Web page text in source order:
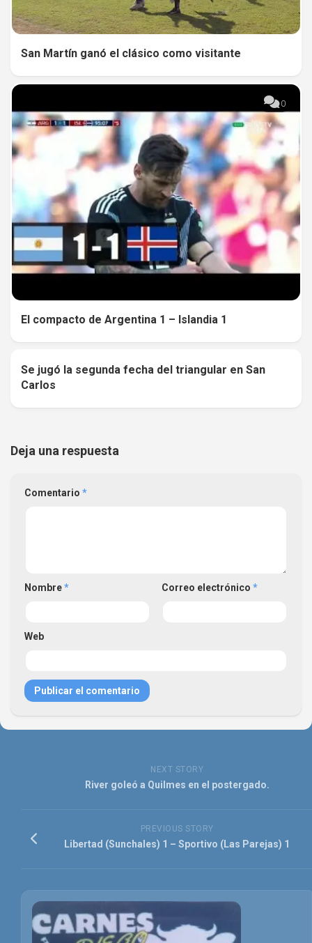
San Martín ganó el clásico como visitante
0
El compacto de Argentina 1 – Islandia 1
Se jugó la segunda fecha del triangular en San
Carlos
Deja una respuesta
Comentario *
Nombre* Correo electrónico *
Web
NEXT STORY
River goleó a Quilmes en el postergado.
PREVIOUS STORY
Libertad (Sunchales) 1 – Sportivo (Las Parejas) 1